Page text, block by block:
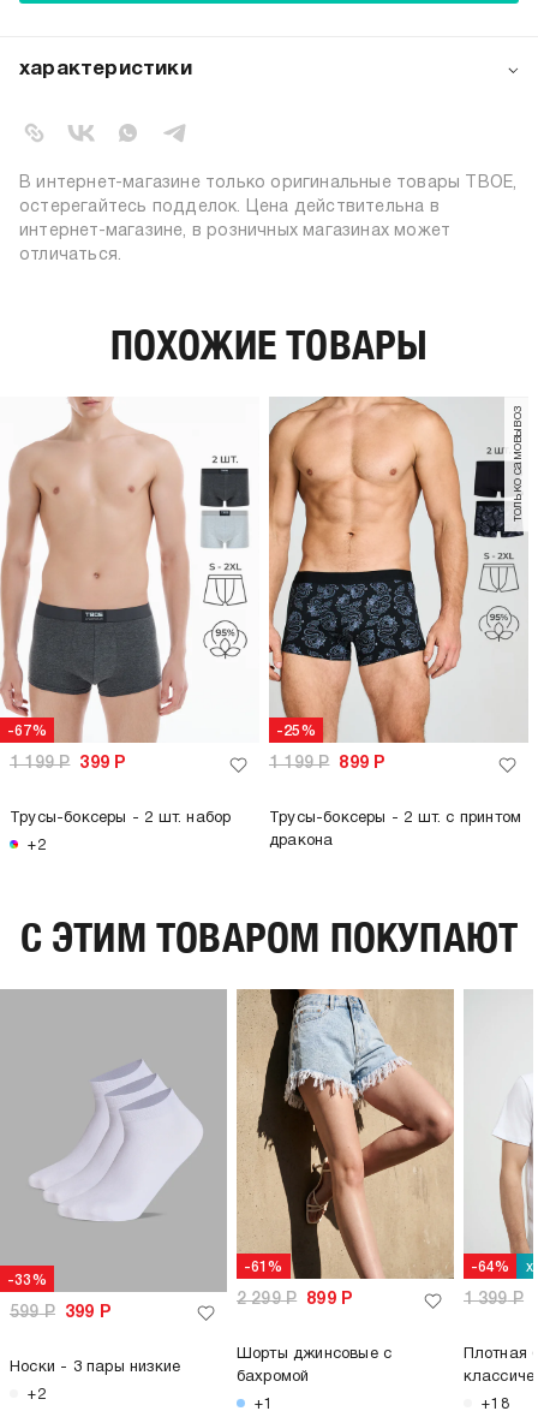
характеристики
коллекция:
вид застежки:
резинка
цвет:
разноцветный
состав:
95% хлопок, 5% эластан
2
В интернет-магазине только оригинальные товары ТВОЕ,
остерегайтесь подделок. Цена действительна в
интернет-магазине, в розничных магазинах может
отличаться.
ПОХОЖИЕ ТОВАРЫ
-67%
1 199Р 399 Р
Трусы-боксеры - 2 шт. набор
+2
-25%
только самовывоз
1 199Р 899 Р
Трусы-боксеры - 2 шт. с принтом
дракона
C ЭТИМ ТОВАРОМ ПОКУПАЮТ
-33%
599Р 399 Р
Носки - 3 пары низкие
+2
-61%
2 299Р 899Р
Шорты джинсовые с
бахромой
+1
-64%
1 399Р
Плотная
+18